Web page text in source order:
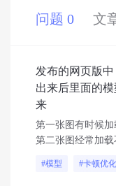
问题 0 文
发布的网页版
出来后里面的
来
第一张图有时候加
第二张图经常加
找来拼凑的。现
#模型 #卡顿优化